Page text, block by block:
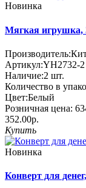
Новинка
Мягкая игрушка,
Производитель:
Артикул:YH2732-2
Наличие:2 шт.
Количество в
Цвет:Белый
Розничная цена:
352.00р.
Купить
Новинка
Конверт для